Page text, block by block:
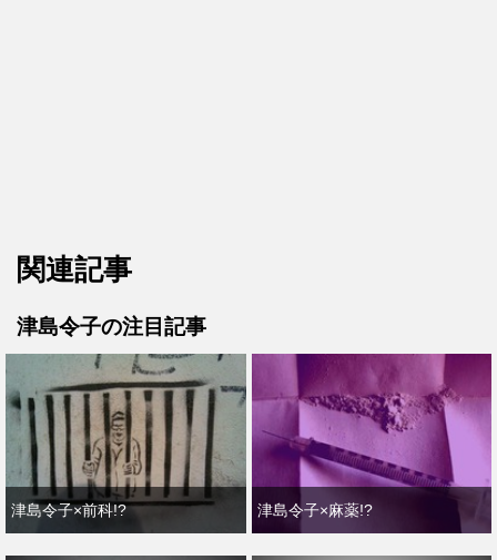
関連記事
津島令子の注目記事
津島令子×前科!? 津島令子×麻薬!?